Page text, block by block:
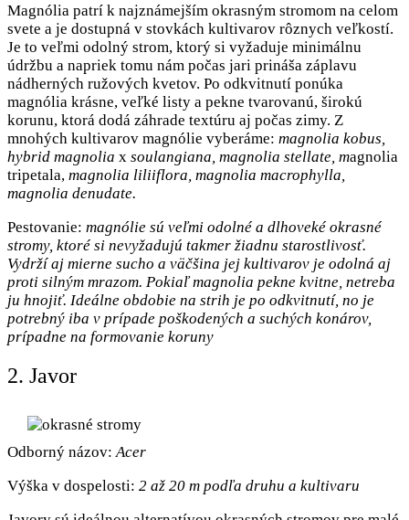
Magnólia patrí k najznámejším okrasným stromom na celom
svete a je dostupná v stovkách kultivarov rôznych veľkostí.
Je to veľmi odolný strom, ktorý si vyžaduje minimálnu
údržbu a napriek tomu nám počas jari prináša záplavu
nádherných ružových kvetov. Po odkvitnutí ponúka
magnólia krásne, veľké listy a pekne tvarovanú, širokú
korunu, ktorá dodá záhrade textúru aj počas zimy. Z
mnohých kultivarov magnólie vyberáme: magnolia kobus,
hybrid magnolia x soulangiana, magnolia stellate, magnolia
tripetala, magnolia liliiflora, magnolia macrophylla,
magnolia denudate.
Pestovanie: magnólie sú veľmi odolné a dlhoveké okrasné
stromy, ktoré si nevyžadujú takmer žiadnu starostlivosť.
Vydrží aj mierne sucho a väčšina jej kultivarov je odolná aj
proti silným mrazom. Pokiaľ magnolia pekne kvitne, netreba
ju hnojiť. Ideálne obdobie na strih je po odkvitnutí, no je
potrebný iba v prípade poškodených a suchých konárov,
prípadne na formovanie koruny
2. Javor
Odborný názov:Acer
Výška v dospelosti: 2 až 20 m podľa druhu a kultivaru